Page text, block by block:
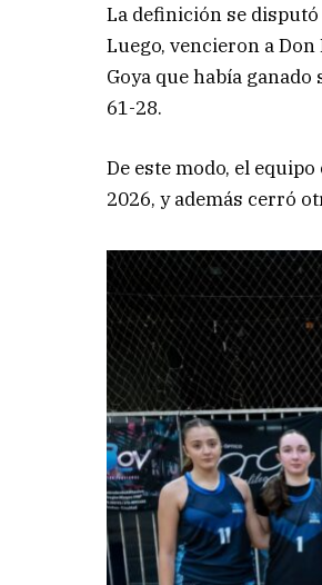
La definición se disputó
Luego, vencieron a
Goya que había
61-28.
De este modo, el
2026, y además cerró